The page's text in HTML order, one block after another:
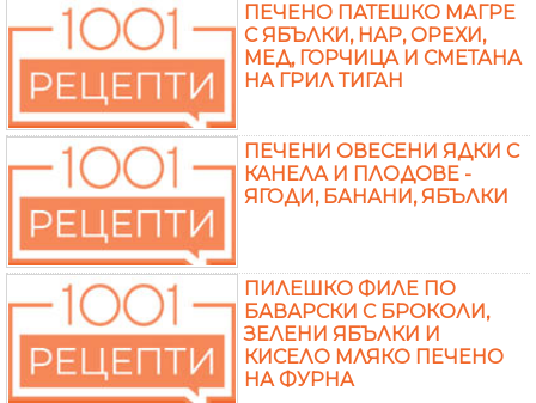
ПЕЧЕНО ПАТЕШКО МАГРЕ
С ЯБЪЛКИ, НАР, ОРЕХИ,
МЕД, ГОРЧИЦА И СМЕТАНА
НА ГРИЛ ТИГАН
ПЕЧЕНИ ОВЕСЕНИ ЯДКИ С
КАНЕЛА И ПЛОДОВЕ -
ЯГОДИ, БАНАНИ, ЯБЪЛКИ
ПИЛЕШКО ФИЛЕ ПО
БАВАРСКИ С БРОКОЛИ,
ЗЕЛЕНИ ЯБЪЛКИ И
КИСЕЛО МЛЯКО ПЕЧЕНО
НА ФУРНА